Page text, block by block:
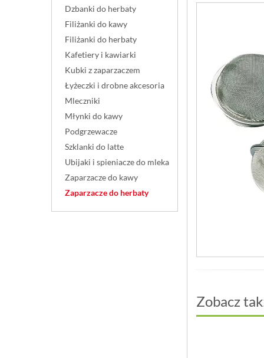
Dzbanki do herbaty
Filiżanki do kawy
Filiżanki do herbaty
Kafetiery i kawiarki
Kubki z zaparzaczem
Łyżeczki i drobne akcesoria
Mleczniki
Młynki do kawy
Podgrzewacze
Szklanki do latte
Ubijaki i spieniacze do mleka
Zaparzacze do kawy
Zaparzacze do herbaty
Zobacz